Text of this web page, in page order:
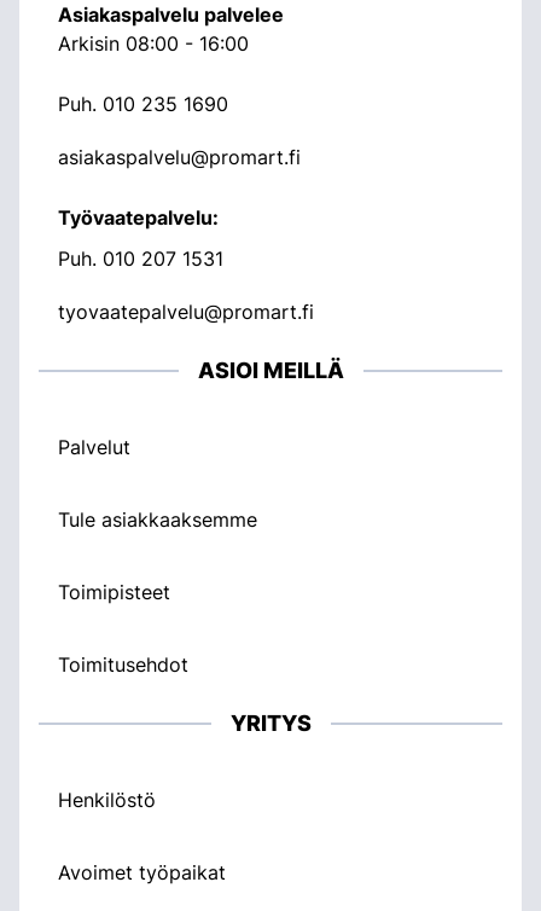
Asiakaspalvelu palvelee
Arkisin 08:00 - 16:00
Puh. 010 235 1690
asiakaspalvelu@promart.fi
Työvaatepalvelu:
Puh. 010 207 1531
tyovaatepalvelu@promart.fi
ASIOI MEILLÄ
Palvelut
Tule asiakkaaksemme
Toimipisteet
Toimitusehdot
YRITYS
Henkilöstö
Avoimet työpaikat